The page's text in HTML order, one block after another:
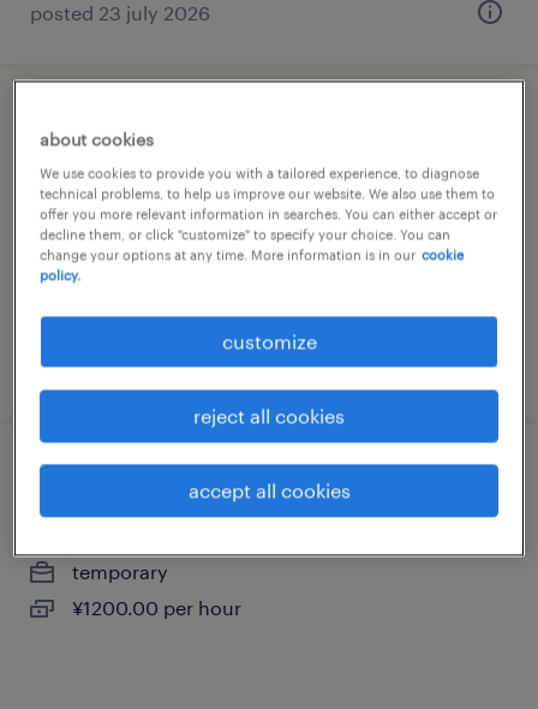
posted 23 july 2026
一般事務・oa事務
新潟県新潟市中央区, 新潟県
temporary
¥1160.00 per hour
posted 7 july 2026
金融系の一般事務・oa事務
temporary
¥1200.00 per hour
about cookies
We use cookies to provide you with a tailored experience, to diagnose
technical problems, to help us improve our website. We also use them to
offer you more relevant information in searches. You can either accept or
decline them, or click "customize" to specify your choice. You can
change your options at any time. More information is in our cookie
policy.
customize
reject all cookies
accept all cookies